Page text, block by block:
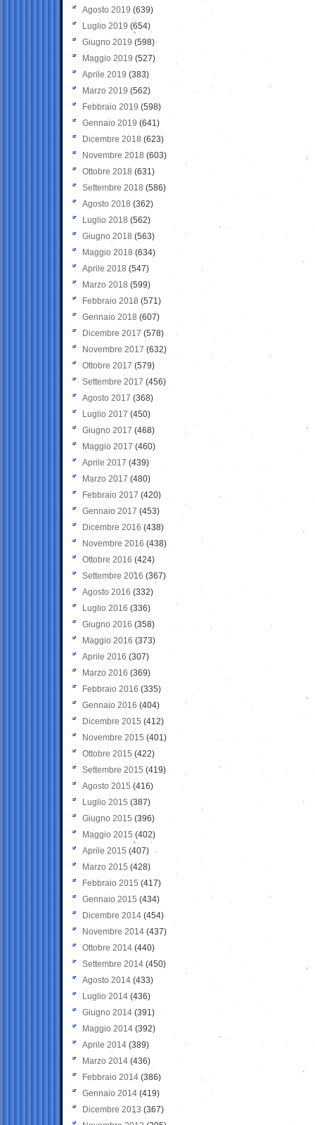
Agosto 2019 (639)
Luglio 2019 (654)
Giugno 2019 (598)
Maggio 2019 (527)
Aprile 2019 (383)
Marzo 2019 (562)
Febbraio 2019 (598)
Gennaio 2019 (641)
Dicembre 2018 (623)
Novembre 2018 (603)
Ottobre 2018 (631)
Settembre 2018 (586)
Agosto 2018 (362)
Luglio 2018 (562)
Giugno 2018 (563)
Maggio 2018 (634)
Aprile 2018 (547)
Marzo 2018 (599)
Febbraio 2018 (571)
Gennaio 2018 (607)
Dicembre 2017 (578)
Novembre 2017 (632)
Ottobre 2017 (579)
Settembre 2017 (456)
Agosto 2017 (368)
Luglio 2017 (450)
Giugno 2017 (468)
Maggio 2017 (460)
Aprile 2017 (439)
Marzo 2017 (480)
Febbraio 2017 (420)
Gennaio 2017 (453)
Dicembre 2016 (438)
Novembre 2016 (438)
Ottobre 2016 (424)
Settembre 2016 (367)
Agosto 2016 (332)
Luglio 2016 (336)
Giugno 2016 (358)
Maggio 2016 (373)
Aprile 2016 (307)
Marzo 2016 (369)
Febbraio 2016 (335)
Gennaio 2016 (404)
Dicembre 2015 (412)
Novembre 2015 (401)
Ottobre 2015 (422)
Settembre 2015 (419)
Agosto 2015 (416)
Luglio 2015 (387)
Giugno 2015 (396)
Maggio 2015 (402)
Aprile 2015 (407)
Marzo 2015 (428)
Febbraio 2015 (417)
Gennaio 2015 (434)
Dicembre 2014 (454)
Novembre 2014 (437)
Ottobre 2014 (440)
Settembre 2014 (450)
Agosto 2014 (433)
Luglio 2014 (436)
Giugno 2014 (391)
Maggio 2014 (392)
Aprile 2014 (389)
Marzo 2014 (436)
Febbraio 2014 (386)
Gennaio 2014 (419)
Dicembre 2013 (367)